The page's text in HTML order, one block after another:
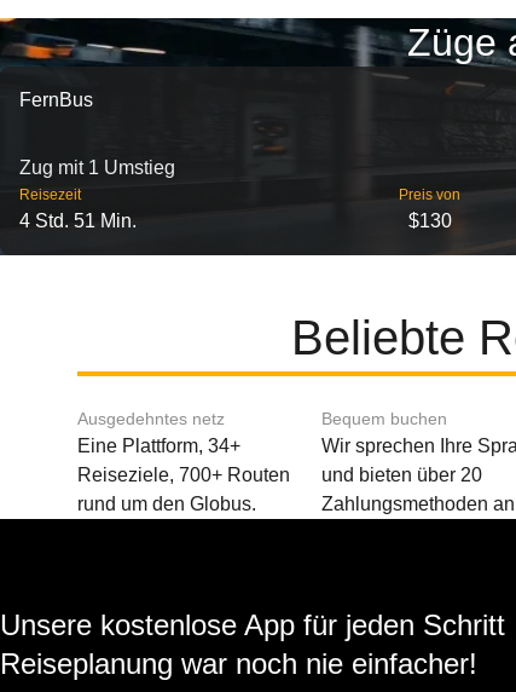
Züge
FernBus
Zug mit 1 Umstieg
Reisezeit
4 Std. 51 Min.
Preis von
$130
Beliebte
Ausgedehntes netz
Eine Plattform, 34+
Reiseziele, 700+ Routen
rund um den Globus.
Bequem buchen
Wir sprechen Ihre
und bieten über 20
Zahlungsmethoden
Unsere kostenlose App für jeden Schritt
Reiseplanung war noch nie einfacher!